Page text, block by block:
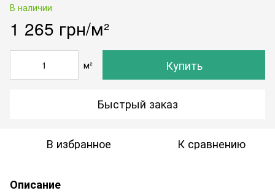
В наличии
1 265 грн/м²
м² Купить
Быстрый заказ
В избранное К сравнению
Описание